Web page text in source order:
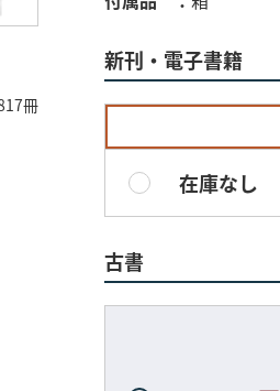
冊
新刊・電子書籍
在庫なし
古書